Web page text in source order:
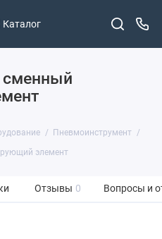
Каталог
сменный
Пневмоинструмент
элемент
Отзывы 0 Вопросы и